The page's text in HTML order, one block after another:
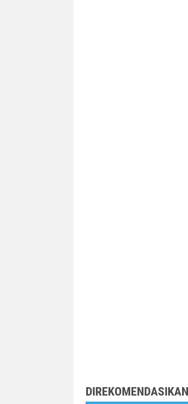
DIREKOMENDASIKAN